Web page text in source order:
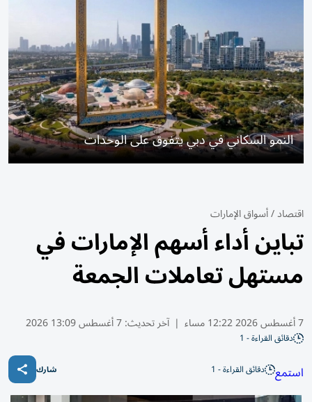
النمو السكاني في دبي يتفوق على الوحدات
اقتصاد/أسواق الإمارات
تباين أداء أسهم الإمارات في
مستهل تعاملات الجمعة
7 أغسطس 2026 12:22 مساء | آخر تحديث:7 أغسطس 13:09 2026
دقائق القراءة - 1
استمع دقائق القراءة - 1 شارك